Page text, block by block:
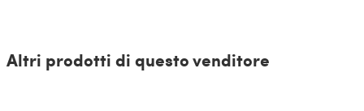
Altri prodotti di questo venditore